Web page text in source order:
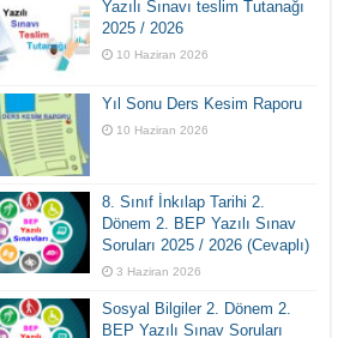
Yazılı Sınavı teslim Tutanağı
2025 / 2026
10 Haziran 2026
Yıl Sonu Ders Kesim Raporu
10 Haziran 2026
8. Sınıf İnkılap Tarihi 2.
Dönem 2. BEP Yazılı Sınav
Soruları 2025 / 2026 (Cevaplı)
3 Haziran 2026
Sosyal Bilgiler 2. Dönem 2.
BEP Yazılı Sınav Soruları